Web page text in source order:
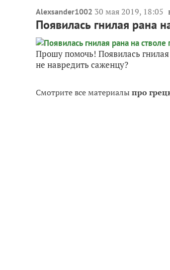
Alexsander1002 30 мая 2019, 18:05
Появилась гнилая рана
Прошу помочь! Появилась гнилая
не навредить саженцу?
Смотрите все материалыпро